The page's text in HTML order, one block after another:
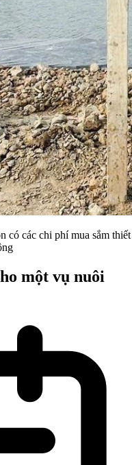
có các chi phí mua sắm thiết
một vụ nuôi